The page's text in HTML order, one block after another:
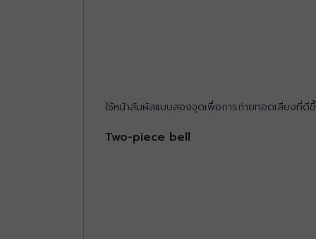
ใช้หน้าสัมผัสแบบสองจุดเพื่อการถ่ายทอดเสียงที่ดีขึ้
Two-piece bell